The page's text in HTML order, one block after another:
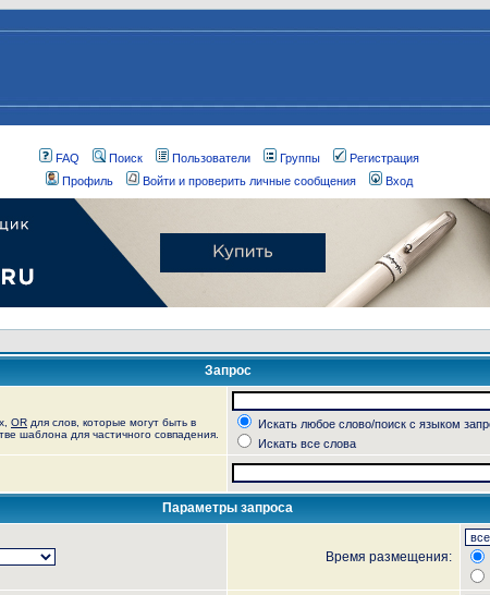
FAQ Поиск Пользователи Группы
Регистрация
Профиль
Войти и проверить личные сообщения Вход
Запрос
OR для слов, которые могут быть в
шаблона для частичного совпадения.
Искать любое слово/поиск с языком
Искать все слова
Параметры запроса
Время размещения: